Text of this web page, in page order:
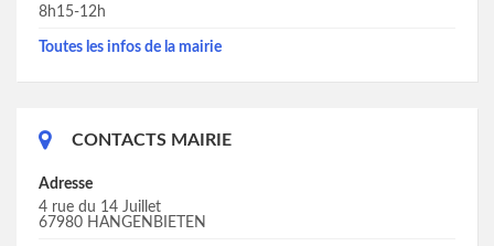
8h15-12h
Toutes les infos de la mairie
CONTACTS MAIRIE
Adresse
4 rue du 14 Juillet
67980 HANGENBIETEN